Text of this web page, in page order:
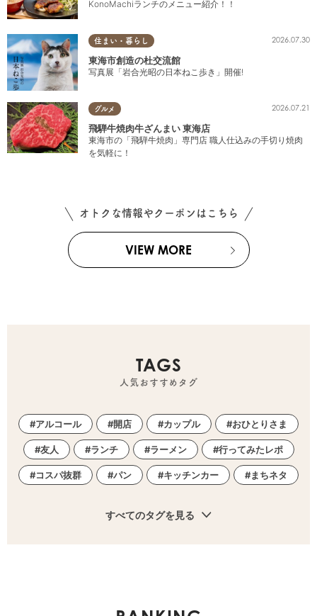
KonoMachiランチのメニュー紹介！！
住まい・暮らし 2026.07.30
東海市創造の杜交流館
写真展「岩合光昭の日本ねこ歩き」開催!
グルメ 2026.07.21
飛騨牛焼肉牛ざんまい 東海店
東海市の「飛騨牛焼肉」専門店 職人仕込みの手切り焼肉
を気軽に！
オトクな情報やクーポンはこちら
VIEW MORE
TAGS
人気おすすめタグ
アルコール 開店 カップル おひとりさま
友人 ランチ ラーメン 行ってみたレポ
コスパ抜群 パン キッチンカー まちネタ
すべてのタグを見る